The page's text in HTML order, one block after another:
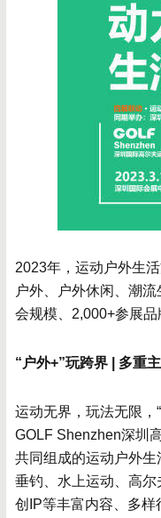
2023年，运动户外生
户外、户外休闲、潮
会规模、2,000+参展
“户外+”玩跨界 | 多重
运动无界，玩法无限，
GOLF Shenzhen深圳
共同组成的运动户外
垂钓、水上运动、高
创IP等丰富内容、多